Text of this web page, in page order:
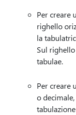
Per creare
righello
la
Sul
tabulae.
Per creare
o